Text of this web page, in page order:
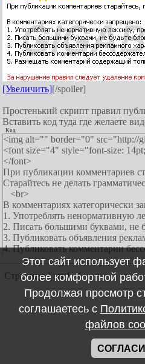
[Увеличить][/spoiler]
Простенький скрипт правил
Вставить код туда где желаете
Код
<img alt="" border="0" src="http://
<font size="4" style="font-size:
</font>
При публикации комментариев
Старайтесь не делать
<br>
В комментариях категорически
1. Употреблять ненормативную
2. Писать большими буквами, не
3. Публиковать объявления
4. Публиковать комментарии
5. Размещать комментарий
<br>
<span style="color: rgb(255, 0,
</span>
Страница1 из1 1
Этот сайт использует
более комфортной
Продолжая просмотр
соглашаетесь с
файлов